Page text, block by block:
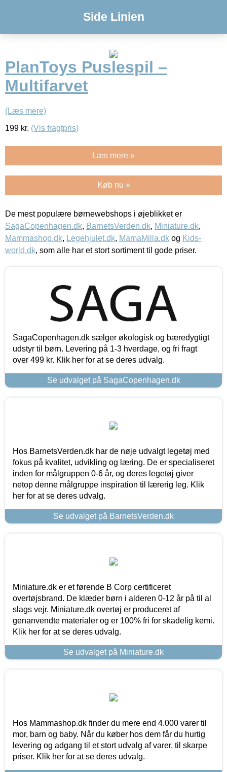
Side Linien
PlanToys Puslespil –
Multifarvet
(Læs mere)
199 kr. (Vis fragtpris)
Læs mere »
Køb nu »
De mest populære børnewebshops i øjeblikket er
SagaCopenhagen.dk, BarnetsVerden.dk, Miniature.dk,
Mammashop.dk, Legehjulet.dk, MamaMilla.dk og Kids-
world.dk, som alle har et stort sortiment til gode priser.
SagaCopenhagen.dk sælger økologisk og bæredygtigt
udstyr til børn. Levering på 1-3 hverdage, og fri fragt
over 499 kr. Klik her for at se deres udvalg.
Se udvalget på SagaCopenhagen.dk
Hos BarnetsVerden.dk har de nøje udvalgt legetøj med
fokus på kvalitet, udvikling og læring. De er specialiseret
inden for målgruppen 0-6 år, og deres legetøj giver
netop denne målgruppe inspiration til lærerig leg. Klik
her for at se deres udvalg.
Se udvalget på BarnetsVerden.dk
Miniature.dk er et førende B Corp certificeret
overtøjsbrand. De klæder børn i alderen 0-12 år på til al
slags vejr. Miniature.dk overtøj er produceret af
genanvendte materialer og er 100% fri for skadelig kemi.
Klik her for at se deres udvalg.
Se udvalget på Miniature.dk
Hos Mammashop.dk finder du mere end 4.000 varer til
mor, barn og baby. Når du køber hos dem får du hurtig
levering og adgang til et stort udvalg af varer, til skarpe
priser. Klik her for at se deres udvalg.